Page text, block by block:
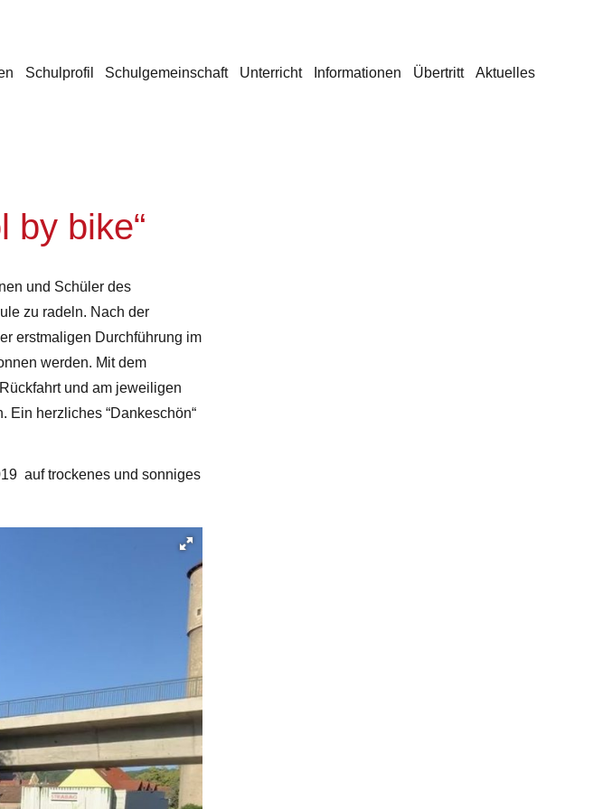
Schulprofil Schulgemeinschaft Unterricht Informationen Übertritt Aktuelles
by bike“
und Schüler des
zu radeln. Nach der
erstmaligen Durchführung im
werden. Mit dem
und am jeweiligen
Ein herzliches “Dankeschön“
auf trockenes und sonniges